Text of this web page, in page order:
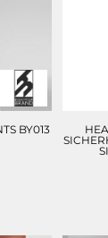
BY013